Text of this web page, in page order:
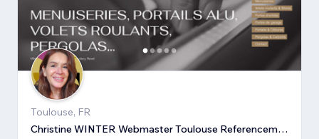
Toulouse, FR
Christine WINTER Webmaster Toulouse Referencement SEO GEO IA